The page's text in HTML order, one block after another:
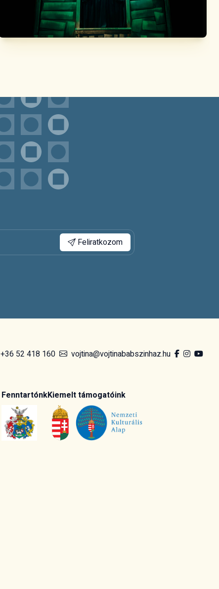
Feliratkozom
+36 52 418 160 vojtina@vojtinababszinhaz.hu
FenntartónkKiemelt támogatóink